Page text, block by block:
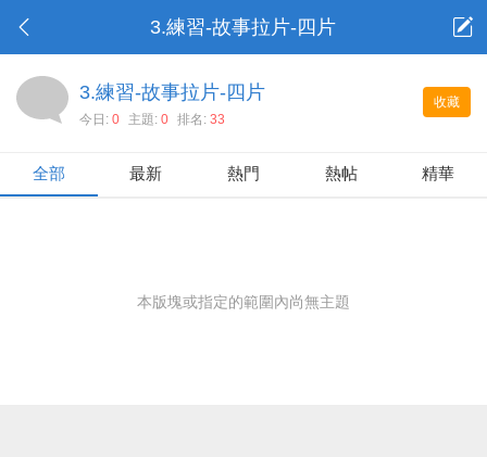
3.練習-故事拉片-四片
收藏
3.練習-故事拉片-四片
今日: 0 主題: 0 排名: 33
全部 最新 熱門 熱帖 精華
本版塊或指定的範圍內尚無主題